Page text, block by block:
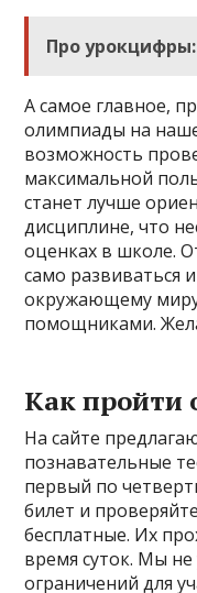
Про урокцифры:
А самое главное,
олимпиады на
возможность
максимальной
станет лучше
дисциплине, что
оценках в школе.
само развиваться
окружающему
помощниками.
Как пройти
На сайте
познавательные
первый по
билет и
бесплатные. Их
время суток. Мы
ограничений для